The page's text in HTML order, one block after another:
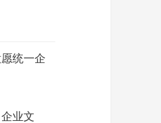
统一企
业文